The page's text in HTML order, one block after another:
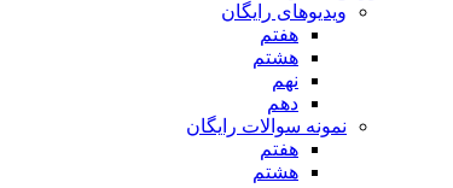
ویدیوهای رایگان
هفتم
هشتم
نهم
دهم
نمونه سوالات رایگان
هفتم
هشتم